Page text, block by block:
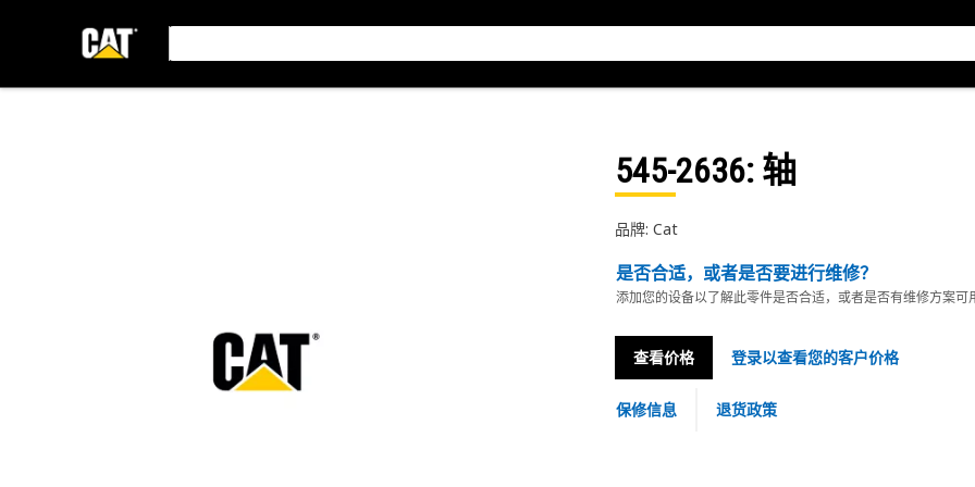
545-2636: 轴
品牌: Cat
是否合适，或者是否要进行维修？
添加您的设备以了解此零件是否合适，或者是否有维修方案可
查看价格 登录以查看您的客户价格
保修信息 退货政策